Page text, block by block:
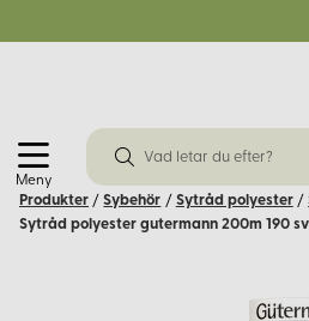
Meny
Produkter / Sybehör / Sytråd polyester /
Sytråd polyester gutermann 200m 190